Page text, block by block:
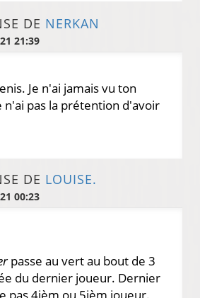
DE NERKAN
21:39
Je n'ai jamais vu ton
n'ai pas la prétention d'avoir
DE LOUISE.
00:23
passe au vert au bout de 3
du dernier joueur. Dernier
pas 4ièm ou 5ièm joueur.